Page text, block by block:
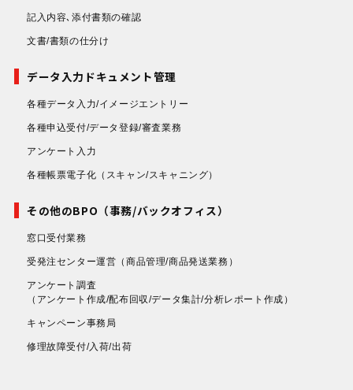
記入内容､添付書類の確認
文書/書類の仕分け
データ入力ドキュメント管理
各種データ入力/イメージエントリー
各種申込受付/データ登録/審査業務
アンケート入力
各種帳票電子化 （スキャン/スキャニング）
その他のBPO（事務/バックオフィス）
窓口受付業務
受発注センター運営 （商品管理/商品発送業務）
アンケート調査
（アンケート作成/配布回収/データ集計/分析レポート作成）
キャンペーン事務局
修理故障受付/入荷/出荷